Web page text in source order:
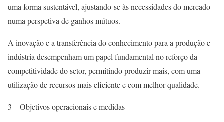
uma forma sustentável, ajustando-se às necessidades do mercado
numa perspetiva de ganhos mútuos.
A inovação e a transferência do conhecimento para a produção e
indústria desempenham um papel fundamental no reforço da
competitividade do setor, permitindo produzir mais, com uma
utilização de recursos mais eficiente e com melhor qualidade.
3 – Objetivos operacionais e medidas